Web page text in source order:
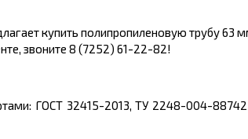
купить полипропиленовую трубу 63
звоните 8 (7252) 61-22-82!
ГОСТ 32415-2013, ТУ 2248-004-